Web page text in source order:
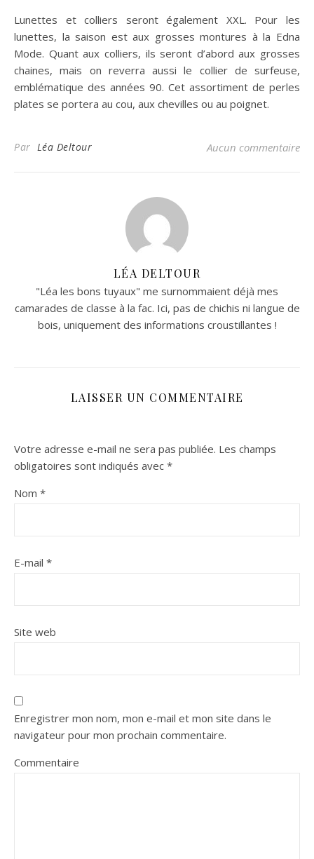
Lunettes et colliers seront également XXL. Pour les
lunettes, la saison est aux grosses montures à la Edna
Mode. Quant aux colliers, ils seront d’abord aux grosses
chaines, mais on reverra aussi le collier de surfeuse,
emblématique des années 90. Cet assortiment de perles
plates se portera au cou, aux chevilles ou au poignet.
Par Léa Deltour Aucun commentaire
LÉA DELTOUR
"Léa les bons tuyaux" me surnommaient déjà mes
camarades de classe à la fac. Ici, pas de chichis ni langue de
bois, uniquement des informations croustillantes !
LAISSER UN COMMENTAIRE
Votre adresse e-mail ne sera pas publiée. Les champs
obligatoires sont indiqués avec *
Nom *
E-mail *
Site web
Enregistrer mon nom, mon e-mail et mon site dans le
navigateur pour mon prochain commentaire.
Commentaire